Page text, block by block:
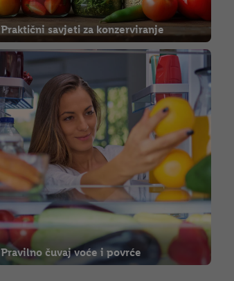
Praktični savjeti za konzerviranje
Pravilno čuvaj voće i povrće